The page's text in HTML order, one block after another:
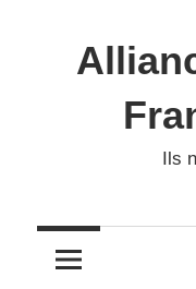
content
Ils